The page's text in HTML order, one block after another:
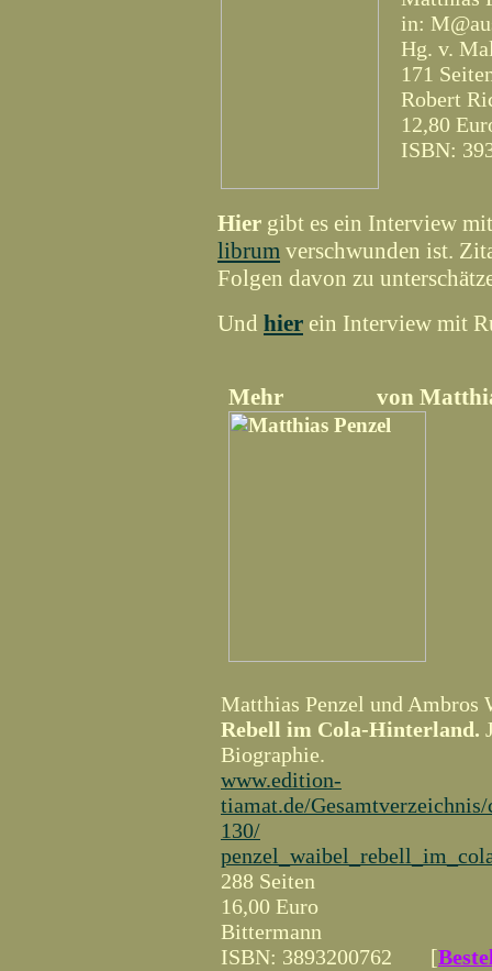
in:
Hg. v.
171
Robert
12,80
ISBN:
Hier gibt es ein Interview
librum verschwunden ist.
Folgen davon zu
Und hier ein Interview mit
Mehr von Matthias
Matthias Penzel und Ambros
Rebell im Cola-Hinterland.
Biographie.
www.edition-
tiamat.de/
130/
288 Seiten
16,00 Euro
Bittermann
ISBN: 3893200762 [